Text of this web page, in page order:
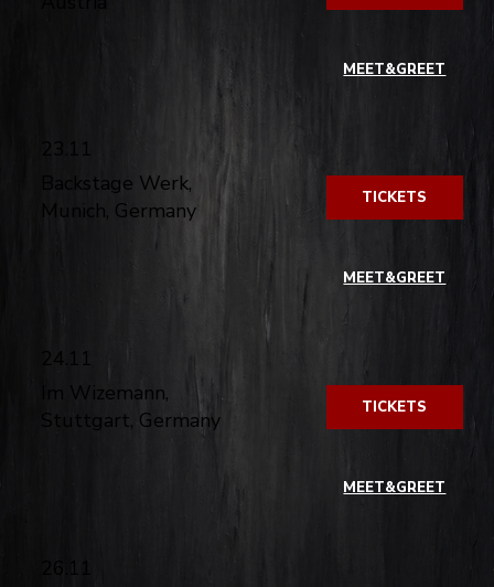
23.11
Backstage Werk,
Munich, Germany
TICKETS
MEET&GREET
24.11
Im Wizemann,
Stuttgart, Germany
TICKETS
MEET&GREET
26.11
MEET&GREET